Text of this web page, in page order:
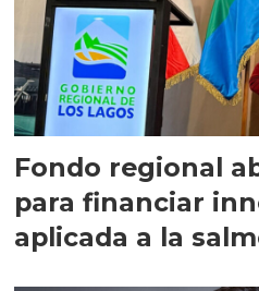
Fondo regional
para financiar
aplicada a la